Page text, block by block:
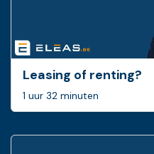
Leasing of renting?
1 uur 32 minuten